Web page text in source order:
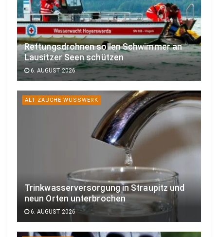
Rettungsdrohnen sollen Schwimmer an
Lausitzer Seen schützen
6. AUGUST 2026
ALT ZAUCHE-WUSSWERK
Trinkwasserversorgung in Straupitz und
neun Orten unterbrochen
6. AUGUST 2026